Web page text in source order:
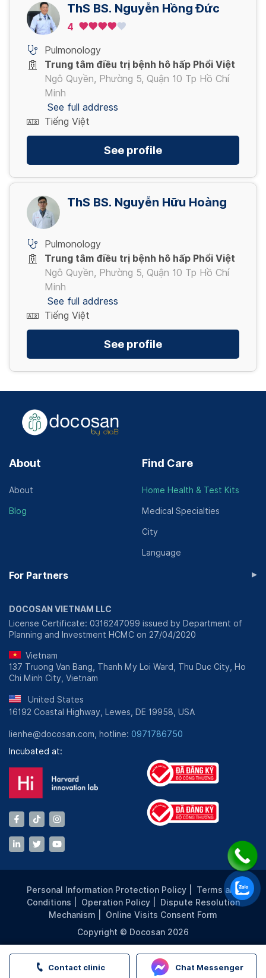
Contact clinic Chat Messenger
ThS BS. Nguyễn Hồng Đức
4
Pulmonology
Trung tâm điều trị bệnh hô hấp Phổi Việt
Ngô Quyền, Phường 5, Quận 10 Tp Hồ Chí
Minh
See full address
Tiếng Việt
See profile
ThS BS. Nguyễn Hữu Hoàng
Pulmonology
Trung tâm điều trị bệnh hô hấp Phổi Việt
Ngô Quyền, Phường 5, Quận 10 Tp Hồ Chí
Minh
See full address
Tiếng Việt
See profile
About
About
Blog
Find Care
Home Health & Test Kits
Medical Specialties
City
Language
For Partners ▸
DOCOSAN VIETNAM LLC
License Certificate: 0316247099 issued by Department of
Planning and Investment HCMC on 27/04/2020
Vietnam
137 Truong Van Bang, Thanh My Loi Ward, Thu Duc City, Ho
Chi Minh City, Vietnam
United States
16192 Coastal Highway, Lewes, DE 19958, USA
lienhe@docosan.com, hotline: 0971786750
Incubated at:
Personal Information Protection Policy
Terms and
Conditions
Operation Policy
Dispute Resolution
Mechanism
Online Visits Consent Form
Copyright © Docosan 2026